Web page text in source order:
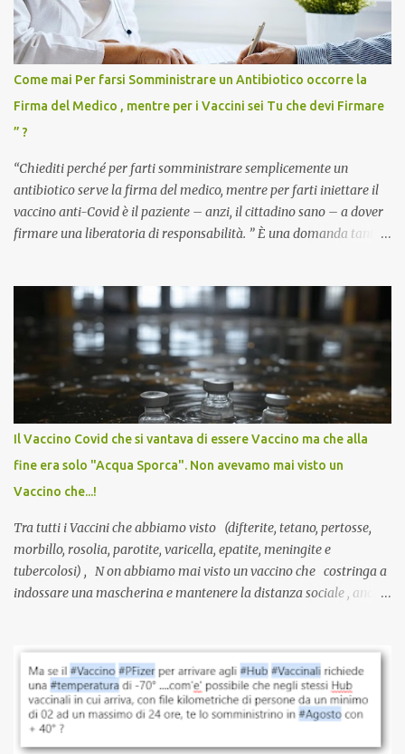
Come mai Per farsi Somministrare un Antibiotico occorre la
Firma del Medico , mentre per i Vaccini sei Tu che devi Firmare
” ?
“Chiediti perché per farti somministrare semplicemente un
antibiotico serve la firma del medico, mentre per farti iniettare il
vaccino anti-Covid è il paziente – anzi, il cittadino sano – a dover
firmare una liberatoria di responsabilità. ” È una domanda tanto
pandemia. Un interrogativo che dovrebbe scuotere chiunque abbia
ancora il coraggio di pensare con la propria testa. Per il vaccino
anti-Covid, un pro-farmaco, con autorizzazione condizionata,
sviluppato in tempi record, con tecnologie mai utilizzate prima su
larga scala, ancora oggetto di studio e di discussione
internazionale serve solo una firma. La tua. Lo si somministra
anche a persone sane, giovani, senza fattori di rischio, spesso già
serve una prescrizione. Non c’è diagnosi. Non c’è presa in carico.
L’unico atto richiesto è una fi...
Il Vaccino Covid che si vantava di essere Vaccino ma che alla
fine era solo "Acqua Sporca". Non avevamo mai visto un
Vaccino che...!
Tra tutti i Vaccini che abbiamo visto (difterite, tetano, pertosse,
morbillo, rosolia, parotite, varicella, epatite, meningite e
tubercolosi) , N on abbiamo mai visto un vaccino che costringa a
indossare una mascherina e mantenere la distanza sociale , anche
vaccinazione. Non avevamo mai sentito parlare di ricompense,
sconti, incentivi per vaccinarsi. Non avevamo mai visto
discriminazioni per coloro che non l’hanno fatto. Se non sei stato
vaccinato, nessuno aveva prima cercato di farti sentire una
persona cattiva. Non avevamo mai visto un vaccino che minacci le